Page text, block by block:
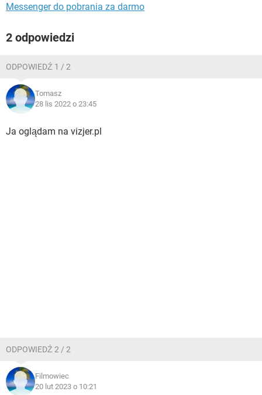
Messenger do pobrania za darmo
2 odpowiedzi
ODPOWIEDŹ 1 / 2
Tomasz
28 lis 2022 o 23:45
Ja oglądam na vizjer.pl
ODPOWIEDŹ 2 / 2
Filmowiec
20 lut 2023 o 10:21